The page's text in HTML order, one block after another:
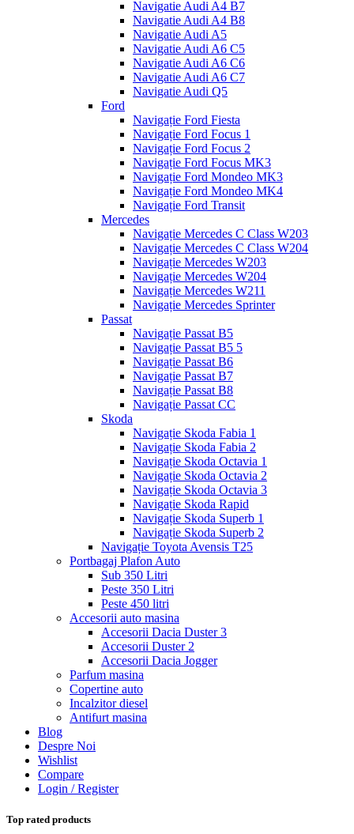
Navigatie Audi A4 B7
Navigatie Audi A4 B8
Navigatie Audi A5
Navigatie Audi A6 C5
Navigatie Audi A6 C6
Navigatie Audi A6 C7
Navigatie Audi Q5
Ford
Navigație Ford Fiesta
Navigație Ford Focus 1
Navigație Ford Focus 2
Navigație Ford Focus MK3
Navigație Ford Mondeo MK3
Navigație Ford Mondeo MK4
Navigație Ford Transit
Mercedes
Navigație Mercedes C Class W203
Navigație Mercedes C Class W204
Navigație Mercedes W203
Navigație Mercedes W204
Navigație Mercedes W211
Navigație Mercedes Sprinter
Passat
Navigație Passat B5
Navigație Passat B5 5
Navigație Passat B6
Navigație Passat B7
Navigație Passat B8
Navigație Passat CC
Skoda
Navigație Skoda Fabia 1
Navigație Skoda Fabia 2
Navigație Skoda Octavia 1
Navigație Skoda Octavia 2
Navigație Skoda Octavia 3
Navigație Skoda Rapid
Navigație Skoda Superb 1
Navigație Skoda Superb 2
Navigație Toyota Avensis T25
Portbagaj Plafon Auto
Sub 350 Litri
Peste 350 Litri
Peste 450 litri
Accesorii auto masina
Accesorii Dacia Duster 3
Accesorii Duster 2
Accesorii Dacia Jogger
Parfum masina
Copertine auto
Incalzitor diesel
Antifurt masina
Blog
Despre Noi
Wishlist
Compare
Login / Register
Top rated products